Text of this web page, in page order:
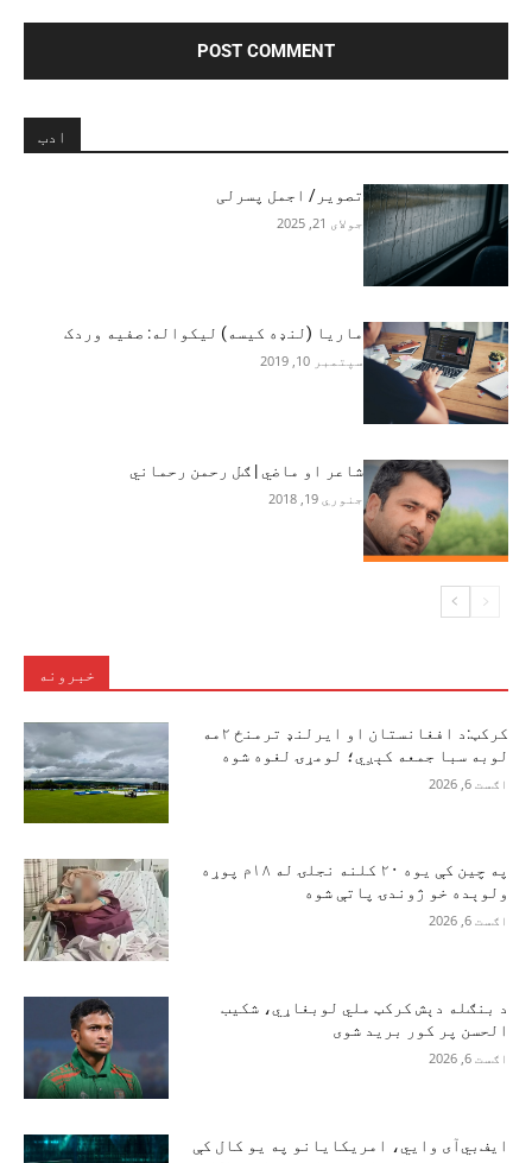
ادب
تصویر/ اجمل پسرلی
جولای 21, 2025
ماریا (لنډه کیسه) لیکواله: صفیه وردک
سپتمبر 10, 2019
شاعر او ماضي | ګل رحمن رحماني
جنوري 19, 2018
خبرونه
کرکټ:د افغانستان او ایرلنډ ترمنځ ۲مه
لوبه سبا جمعه کېږي؛ لومړۍ لغوه شوه
اګست 6, 2026
په چین کې یوه ۲۰ کلنه نجلۍ له ۱۸م پوړه
ولوېده خو ژوندۍ پاتې شوه
اګست 6, 2026
د بنګله دېش کرکټ ملي لوبغاړي، شکیب
الحسن پر کور برید شوی
اګست 6, 2026
ایف‌بي‌آی وايي، امریکایانو په یو کال کې